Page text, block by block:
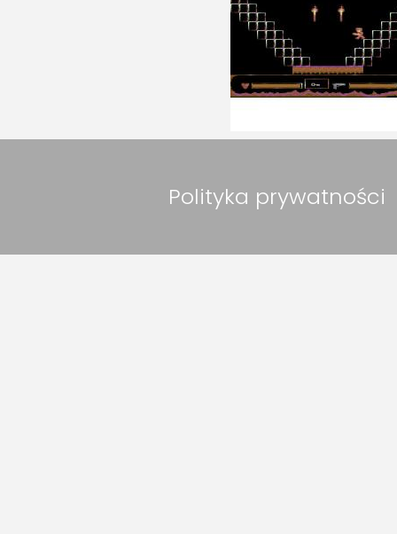
Polityka prywatności